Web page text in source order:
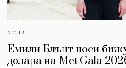
МОДА
Емили Блънт носи
долара на Met Gala